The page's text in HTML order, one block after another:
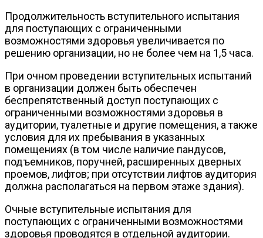
Продолжительность вступительного испытания
для поступающих с ограниченными
возможностями здоровья увеличивается по
решению организации, но не более чем на 1,5 часа.
При очном проведении вступительных испытаний
в организации должен быть обеспечен
беспрепятственный доступ поступающих с
ограниченными возможностями здоровья в
аудитории, туалетные и другие помещения, а также
условия для их пребывания в указанных
помещениях (в том числе наличие пандусов,
подъемников, поручней, расширенных дверных
проемов, лифтов; при отсутствии лифтов аудитория
должна располагаться на первом этаже здания).
Очные вступительные испытания для
поступающих с ограниченными возможностями
здоровья проводятся в отдельной аудитории.